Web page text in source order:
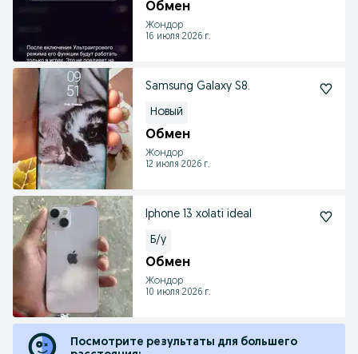
Обмен
Жондор
16 июля 2026 г.
Samsung Galaxy S8.
Новый
Обмен
Жондор
12 июля 2026 г.
Iphone 13 xolati ideal
Б/у
Обмен
Жондор
10 июля 2026 г.
Посмотрите результаты для большего